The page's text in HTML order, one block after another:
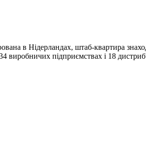
в Нідерландах, штаб-квартира
виробничих підприємствах і 18